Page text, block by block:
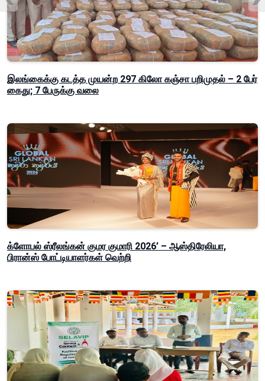
இலங்கைக்கு கடத்த முயன்ற 297 கிலோ கஞ்சா பறிமுதல் – 2 பேர்
கைது; 7 பேருக்கு வலை
க்ளோபல் ஸ்ரீலங்கன் குமர குமாரி 2026’ – ஆஸ்திரேலியா,
பிரான்ஸ் போட்டியாளர்கள் வெற்றி